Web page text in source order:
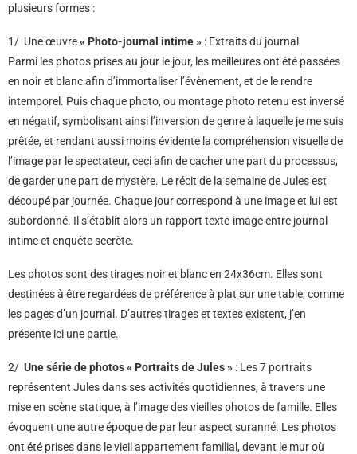
plusieurs formes :
1/ Une œuvre« Photo-journal intime » : Extraits du journal
Parmi les photos prises au jour le jour, les meilleures ont été passées
en noir et blanc afin d’immortaliser l’évènement, et de le rendre
intemporel. Puis chaque photo, ou montage photo retenu est inversé
en négatif, symbolisant ainsi l’inversion de genre à laquelle je me suis
prêtée, et rendant aussi moins évidente la compréhension visuelle de
l’image par le spectateur, ceci afin de cacher une part du processus,
de garder une part de mystère. Le récit de la semaine de Jules est
découpé par journée. Chaque jour correspond à une image et lui est
subordonné. Il s’établit alors un rapport texte-image entre journal
intime et enquête secrète.
Les photos sont des tirages noir et blanc en 24x36cm. Elles sont
destinées à être regardées de préférence à plat sur une table, comme
les pages d’un journal. D’autres tirages et textes existent, j’en
présente ici une partie.
2/ Une série de photos « Portraits de Jules » : Les 7 portraits
représentent Jules dans ses activités quotidiennes, à travers une
mise en scène statique, à l’image des vieilles photos de famille. Elles
évoquent une autre époque de par leur aspect suranné. Les photos
ont été prises dans le vieil appartement familial, devant le mur où